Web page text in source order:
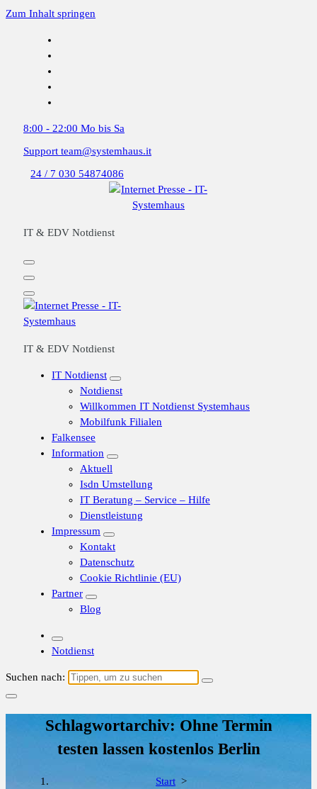
Zum Inhalt springen
8:00 - 22:00 Mo bis Sa
Support team@systemhaus.it
24 / 7 030 54874086
IT & EDV Notdienst
IT & EDV Notdienst
IT Notdienst
Notdienst
Willkommen IT Notdienst Systemhaus
Mobilfunk Filialen
Falkensee
Information
Aktuell
Isdn Umstellung
IT Beratung – Service – Hilfe
Dienstleistung
Impressum
Kontakt
Datenschutz
Cookie Richtlinie (EU)
Partner
Blog
Notdienst
Suchen nach:
Schlagwortarchiv: Ohne Termin
testen lassen kostenlos Berlin
Start >